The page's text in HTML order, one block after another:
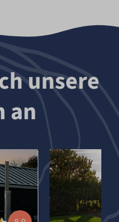
unsere
an